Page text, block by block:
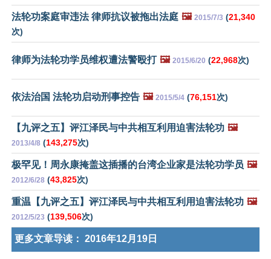
法轮功案庭审违法 律师抗议被拖出法庭 🖼️ 2015/7/3 (21,340
次)
律师为法轮功学员维权遭法警殴打 🖼️ 2015/6/20 (22,968次)
依法治国 法轮功启动刑事控告 🖼️ 2015/5/4 (76,151次)
【九评之五】评江泽民与中共相互利用迫害法轮功 🖼️
2013/4/8 (143,275次)
极罕见！周永康掩盖这插播的台湾企业家是法轮功学员 🖼️
2012/6/28 (43,825次)
重温【九评之五】评江泽民与中共相互利用迫害法轮功 🖼️
2012/5/23 (139,506次)
更多文章导读： 2016年12月19日